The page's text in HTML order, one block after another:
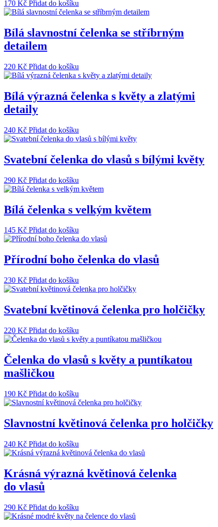
170 Kč Přidat do košíku
Bílá slavnostní čelenka se stříbrným
detailem
220 Kč Přidat do košíku
Bílá výrazná čelenka s květy a zlatými
detaily
240 Kč Přidat do košíku
Svatební čelenka do vlasů s bílými květy
290 Kč Přidat do košíku
Bílá čelenka s velkým květem
145 Kč Přidat do košíku
Přírodní boho čelenka do vlasů
230 Kč Přidat do košíku
Svatební květinová čelenka pro holčičky
220 Kč Přidat do košíku
Čelenka do vlasů s květy a puntíkatou
mašličkou
190 Kč Přidat do košíku
Slavnostní květinová čelenka pro holčičky
240 Kč Přidat do košíku
Krásná výrazná květinová čelenka
do vlasů
290 Kč Přidat do košíku